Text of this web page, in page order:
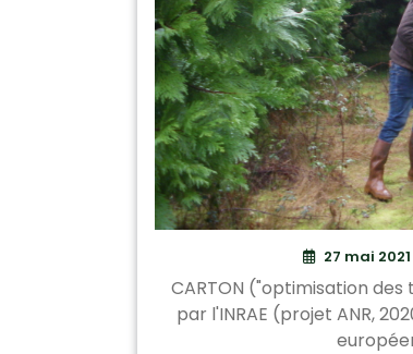
27 mai 2021
CARTON ("optimisation
par l'INRAE (projet ANR,